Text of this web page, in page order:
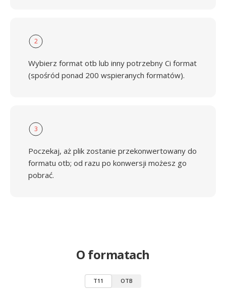
2
Wybierz format otb lub inny potrzebny Ci format
(spośród ponad 200 wspieranych formatów).
3
Poczekaj, aż plik zostanie przekonwertowany do
formatu otb; od razu po konwersji możesz go
pobrać.
O formatach
T11 OTB